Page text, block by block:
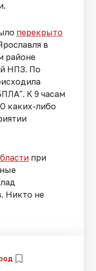
перекрыто
в
районе
НПЗ. По
К 9 часам
каких-либо
при
Никто не